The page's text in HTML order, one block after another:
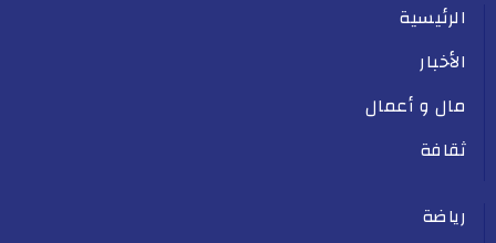
الرئيسية
الأخبار
مال و أعمال
ثقافة
رياضة